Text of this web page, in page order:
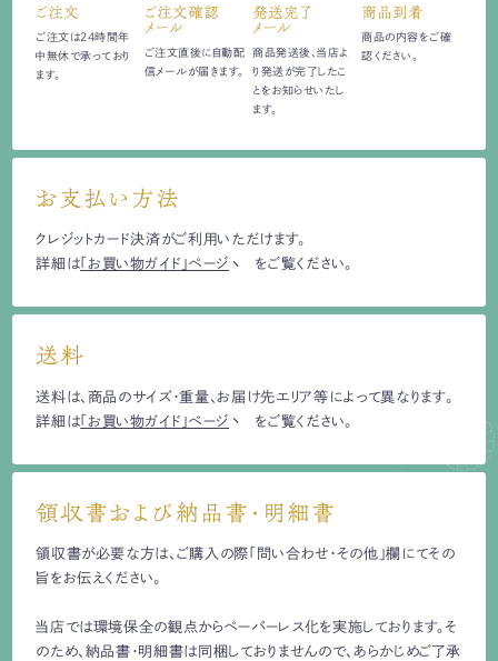
ご注文
ご注文は24時間年
中無休で承っており
ます。
ご注文確認
メール
ご注文直後に自動配
信 メールが届きます。
発送完了
メール
商品発送後、当店よ
り発送が完了したこ
とをお知らせいたし
ます。
商品到着
商品の内容をご確
認ください。
お支払い方法
クレジットカード決済がご利用いただけます。
詳細は 「お買い物ガイド」ページ をご覧ください。
送料
送料は、商品のサイズ・重量、お届け先エリア等によって異なります。
詳細は「お買い物ガイド」ページ をご覧ください。
領収書および納品書・明細書
領収書が必要な方は、ご購入の際「問い合わせ・その他」欄にてその
旨をお伝えください。
当店では環境保全の観点からペーパーレス化を実施しております。そ
のため、納品書・明細書は同梱しておりませんので、あらかじめご了承